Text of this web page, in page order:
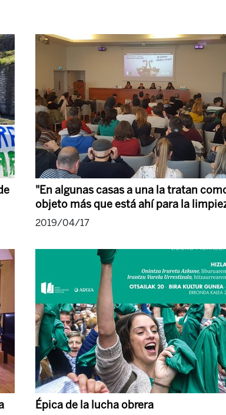
"En algunas casas a una la tratan
objeto más que está ahí para la
2019/04/17
Épica de la lucha obrera